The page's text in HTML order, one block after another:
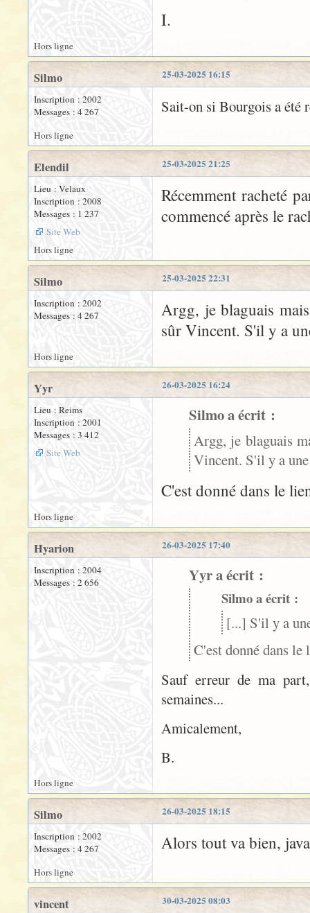
I.
Hors ligne
25-03-2025 16:15
Silmo
Inscription : 2002
Messages : 4 267
Sait-on si Bourgois a été
Hors ligne
25-03-2025 21:25
Elendil
Lieu : Velaux
Inscription : 2008
Messages : 1 237
Site Web
Récemment racheté
commencé après le
Hors ligne
25-03-2025 22:31
Silmo
Inscription : 2002
Messages : 4 267
Argg, je blaguais
sûr Vincent. S'il y a
Hors ligne
26-03-2025 16:24
Yyr
Lieu : Reims
Inscription : 2001
Messages : 3 412
Site Web
Silmo a écrit :
Argg, je blaguais
Vincent. S'il y a
C'est donné dans le
Hors ligne
26-03-2025 17:40
Hyarion
Inscription : 2004
Messages : 2 656
Yyr a écrit :
Silmo a écrit :
[...] S'il y a
C'est donné dans
Sauf erreur de ma
semaines...
Amicalement,
B.
Hors ligne
26-03-2025 18:15
Silmo
Inscription : 2002
Messages : 4 267
Alors tout va bien,
Hors ligne
30-03-2025 08:03
vincent